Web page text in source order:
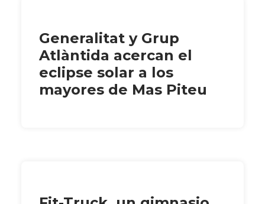
Generalitat y Grup
Atlàntida acercan el
eclipse solar a los
mayores de Mas Piteu